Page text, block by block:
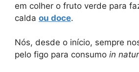
em colher o fruto verde para
calda ou doce.
Nós, desde o início, sempre
pelo figo para consumo in